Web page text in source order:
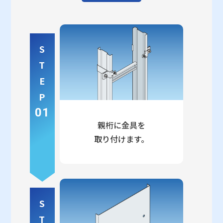
S
T
E
P
01
親桁に金具を
取り付けます。
S
T